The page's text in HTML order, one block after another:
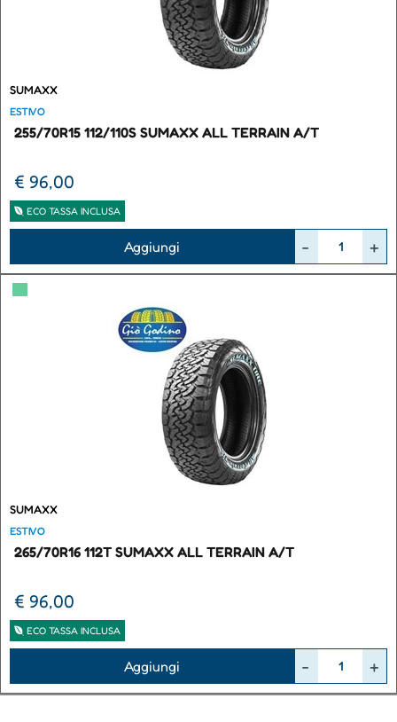
SUMAXX
ESTIVO
255/70R15 112/110S SUMAXX ALL TERRAIN A/T
€ 96,00
ECO TASSA INCLUSA
Aggiungi
▀
SUMAXX
ESTIVO
265/70R16 112T SUMAXX ALL TERRAIN A/T
€ 96,00
ECO TASSA INCLUSA
Aggiungi